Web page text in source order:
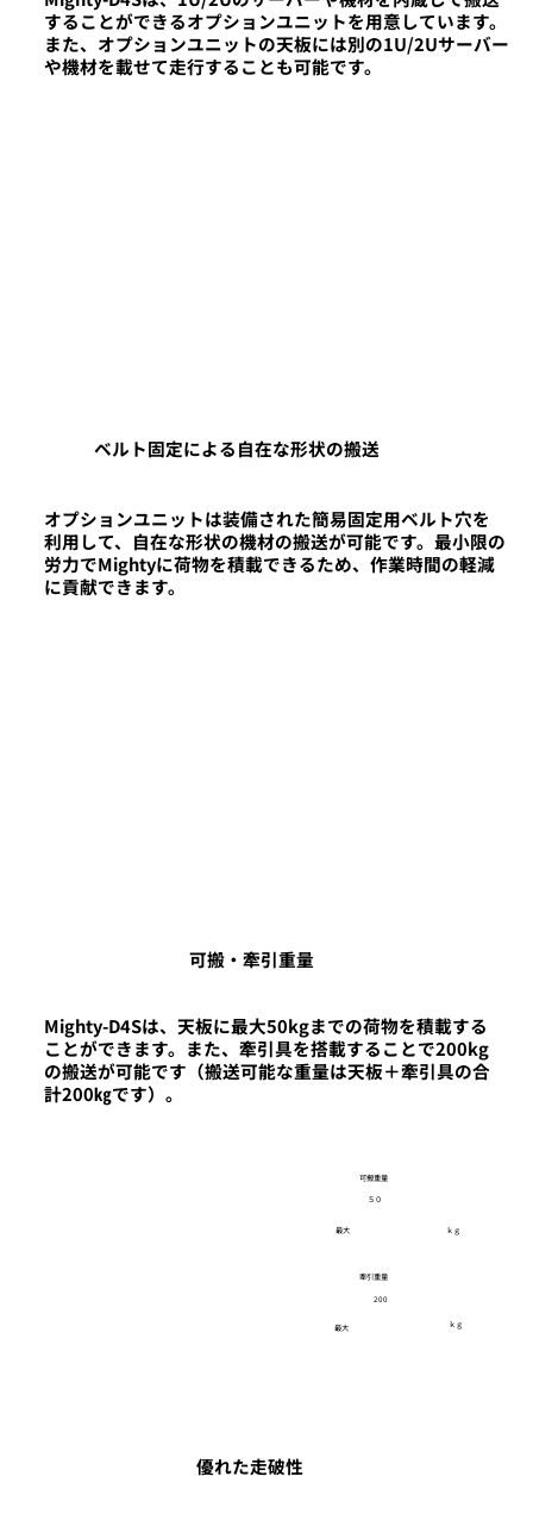
オプションユニットは装備された簡易固定用ベルト穴を
利用して、自在な形状の機材の搬送が可能です。最小限の
労力でMightyに荷物を積載できるため、作業時間の軽減
に貢献できます。
ベルト固定による自在な形状の搬送
Mighty-D4Sは、天板に最大50kgまでの荷物を積載する
ことができます。また、牽引具を搭載することで200kg
の搬送が可能です（搬送可能な重量は天板＋牽引具の合
計200㎏です）。
可搬・牽引重量
可搬重量
最大
５０
ｋｇ
牽引重量
最大
200
ｋｇ
優れた走破性
することができるオプションユニットを用意しています。
また、オプションユニットの天板には別の1U/2Uサーバー
や機材を載せて走行することも可能です。